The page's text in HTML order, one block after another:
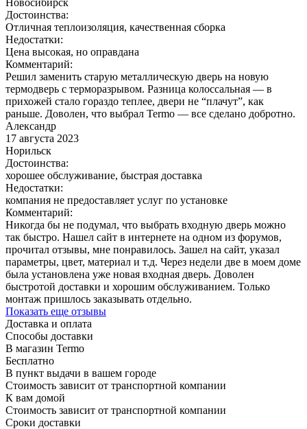
Достоинства:
Отличная теплоизоляция, качественная сборка
Недостатки:
Цена высокая, но оправдана
Комментарий:
Решил заменить старую металлическую дверь на новую
термодверь с терморазрывом. Разница колоссальная — в
прихожей стало гораздо теплее, двери не “плачут”, как
раньше. Доволен, что выбрал Termo — все сделано добротно.
Александр
17 августа 2023
Норильск
Достоинства:
хорошее обслуживание, быстрая доставка
Недостатки:
компания не предоставляет услуг по установке
Комментарий:
Никогда бы не подумал, что выбрать входную дверь можно
так быстро. Нашел сайт в интернете на одном из форумов,
прочитал отзывы, мне понравилось. Зашел на сайт, указал
параметры, цвет, материал и т.д. Через недели две в моем доме
была установлена уже новая входная дверь. Доволен
быстротой доставки и хорошим обслуживанием. Только
монтаж пришлось заказывать отдельно.
Показать еще отзывы
Доставка и оплата
Способы доставки
В магазин Termo
Бесплатно
В пункт выдачи в вашем городе
Стоимость зависит от транспортной компании
К вам домой
Стоимость зависит от транспортной компании
Сроки доставки